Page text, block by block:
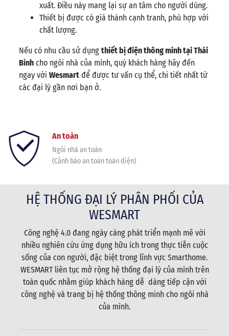
xuất. Điều này mang lại sự an tâm cho người dùng.
Thiết bị được có giá thành cạnh tranh, phù hợp với
chất lượng.
Nếu có nhu cầu sử dụng thiết bị điện thông minh tại Thái
Bình cho ngôi nhà của mình, quý khách hàng hãy đến
ngay với Wesmart để được tư vấn cụ thể, chi tiết nhất từ
các đại lý gần nơi bạn ở.
An toàn
Ngôi nhà an toàn
(Cảnh báo an toàn toàn diện)
HỆ THỐNG ĐẠI LÝ PHÂN PHỐI CỦA
WESMART
Công nghệ 4.0 đang ngày càng phát triển mạnh mẽ với
nhiều nghiên cứu ứng dụng hữu ích trong thực tiễn cuộc
sống của con người, đặc biệt trong lĩnh vực Smarthome.
WESMART liên tục mở rộng hệ thống đại lý của mình trên
toàn quốc nhằm giúp khách hàng dễ dàng tiếp cận với
công nghệ và trang bị hệ thống thông minh cho ngôi nhà
của mình.